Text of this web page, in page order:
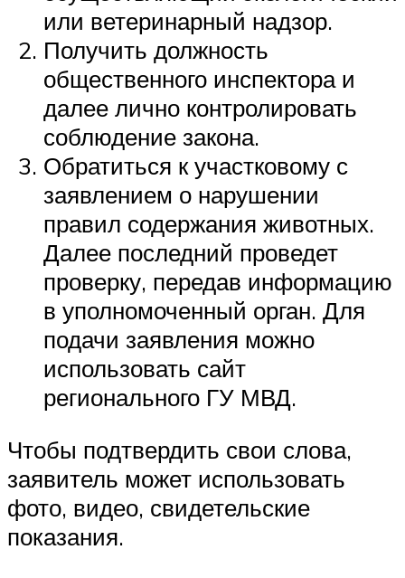
или ветеринарный надзор.
Получить должность
общественного инспектора и
далее лично контролировать
соблюдение закона.
Обратиться к участковому с
заявлением о нарушении
правил содержания животных.
Далее последний проведет
проверку, передав информацию
в уполномоченный орган. Для
подачи заявления можно
использовать сайт
регионального ГУ МВД.
Чтобы подтвердить свои слова,
заявитель может использовать
фото, видео, свидетельские
показания.